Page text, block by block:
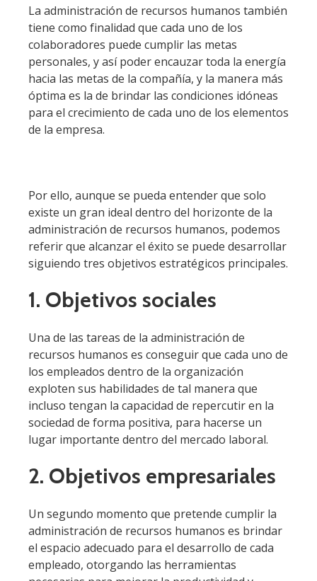
La administración de recursos humanos también
tiene como finalidad que cada uno de los
colaboradores puede cumplir las metas
personales, y así poder encauzar toda la energía
hacia las metas de la compañía, y la manera más
óptima es la de brindar las condiciones idóneas
para el crecimiento de cada uno de los elementos
de la empresa.
Por ello, aunque se pueda entender que solo
existe un gran ideal dentro del horizonte de la
administración de recursos humanos, podemos
referir que alcanzar el éxito se puede desarrollar
siguiendo tres objetivos estratégicos principales.
1. Objetivos sociales
Una de las tareas de la administración de
recursos humanos es conseguir que cada uno de
los empleados dentro de la organización
exploten sus habilidades de tal manera que
incluso tengan la capacidad de repercutir en la
sociedad de forma positiva, para hacerse un
lugar importante dentro del mercado laboral.
2. Objetivos empresariales
Un segundo momento que pretende cumplir la
administración de recursos humanos es brindar
el espacio adecuado para el desarrollo de cada
empleado, otorgando las herramientas